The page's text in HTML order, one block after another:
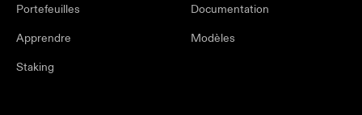
Portefeuilles
Apprendre
Staking
Documentation
Modèles